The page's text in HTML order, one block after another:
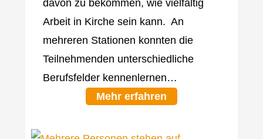
davon zu bekommen, wie vielfältig
Arbeit in Kirche sein kann. An
mehreren Stationen konnten die
Teilnehmenden unterschiedliche
Berufsfelder kennenlernen…
Mehr erfahren